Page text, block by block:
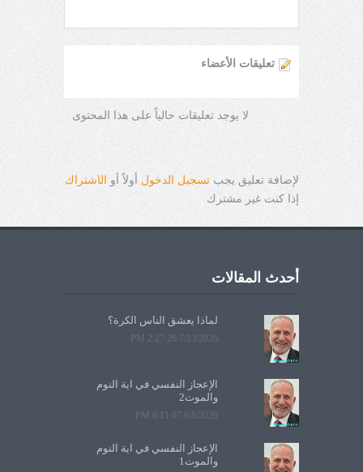
تعليقات الأعضاء
لا يوجد تعليقات حالياً على هذا المحتوى
لإضافة تعليق يجب تسجيل الدخول أولاً أو الاشتراك
إذا كنت غير مشترك
أحدث المقالات
لماذا يعشق الناس الكرة؟
7/13/2026 2:27:26 PM
الإعجاز النفسي في آية النوم
والموت2
6/8/2026 6:11:07 PM
الإعجاز النفسي في آية النوم
والموت1